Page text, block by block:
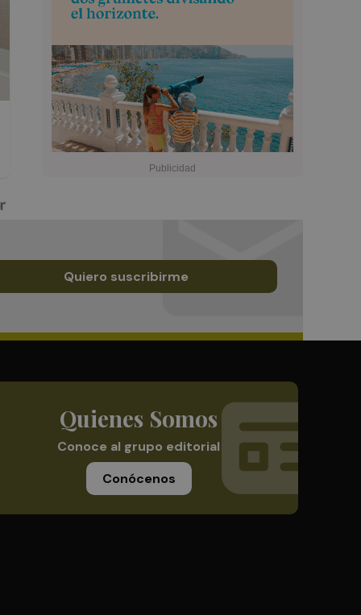
Quiero suscribirme
Quienes Somos
Conoce al grupo editorial
Conócenos